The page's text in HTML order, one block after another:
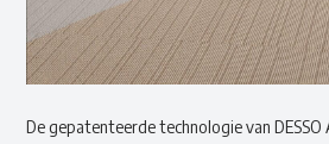
De gepatenteerde technologie van